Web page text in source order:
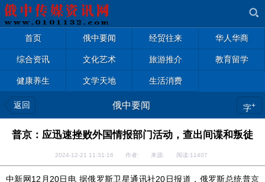
首页 俄中要闻 经贸往来 华人华商
综合资讯 文化艺术 旅游推介 教育留学
健康养生 文学天地 生活消费
返回 俄中要闻 字+
普京：应迅速挫败外国情报部门活动，查出间谍和叛徒
2024-12-21 11:31:16 作者: 来源: 阅读:11407
中新网12月20日电 据俄罗斯卫星通讯社20日报道，俄罗斯总统普京